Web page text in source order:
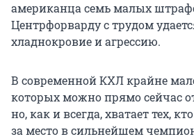
американца семь малых
Центрфорварду с трудом
хладнокровие и агрессию.
В современной КХЛ крайне
которых можно прямо сейчас
но, как и всегда, хватает тех,
за место в сильнейшем